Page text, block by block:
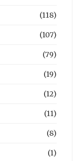
(118)
(107)
(79)
(19)
(12)
(11)
(8)
(1)